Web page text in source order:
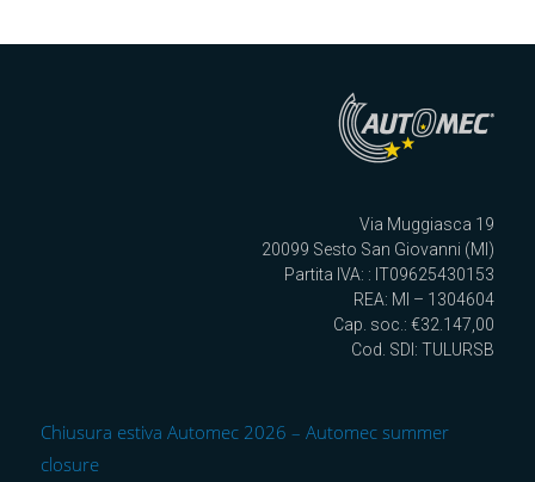
Via Muggiasca 19
20099 Sesto San Giovanni (MI)
Partita IVA: : IT09625430153
REA: MI – 1304604
Cap. soc.: €32.147,00
Cod. SDI: TULURSB
Chiusura estiva Automec 2026 – Automec summer
closure